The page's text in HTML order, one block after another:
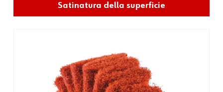
Satinatura della superficie